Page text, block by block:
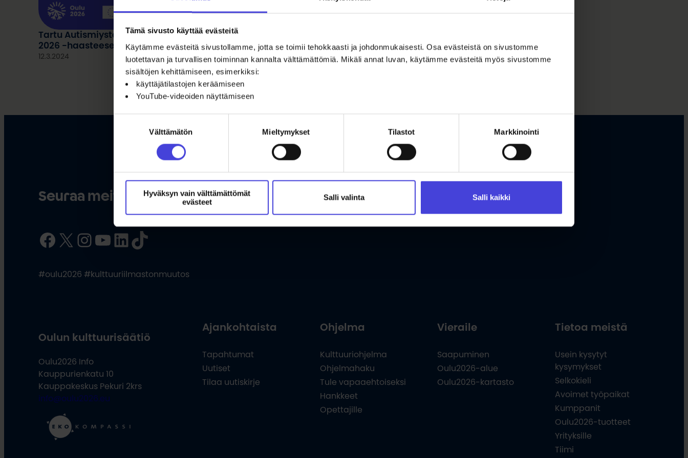
Tämä sivusto käyttää evästeitä
Käytämme evästeitä sivustollamme, jotta se toimii tehokkaasti ja johdonmukaisesti. Osa evästeistä on sivustomme
luotettavan ja turvallisen toiminnan kannalta välttämättömiä. Mikäli annat luvan, käytämme evästeitä myös sivustomme
sisältöjen kehittämiseen, esimerkiksi:
käyttäjätilastojen keräämiseen
YouTube-videoiden näyttämiseen
Välttämätön Mieltymykset Tilastot Markkinointi
Hyväksyn vain välttämättömät
evästeet
Salli valinta Salli kaikki
Tartu Autismiystävällinen kulttuuritoimija
2026 -haasteeseen!
12.3.2024
Seuraa meitä somessa
Facebook X InstagramYouTube LinkedIn TikTok
#oulu2026 #kulttuuriilmastonmuutos
Oulun kulttuurisäätiö
Oulu2026 Info
Kauppurienkatu 10
Kauppakeskus Pekuri 2krs
info@oulu2026.eu
Ajankohtaista
Tapahtumat
Uutiset
Tilaa uutiskirje
Ohjelma
Kulttuuriohjelma
Ohjelmahaku
Tule vapaaehtoiseksi
Hankkeet
Opettajille
Vieraile
Saapuminen
Oulu2026-alue
Oulu2026-kartasto
Tietoa meistä
Usein kysytyt
kysymykset
Selkokieli
Avoimet työpaikat
Kumppanit
Oulu2026-tuotteet
Yrityksille
Tiimi